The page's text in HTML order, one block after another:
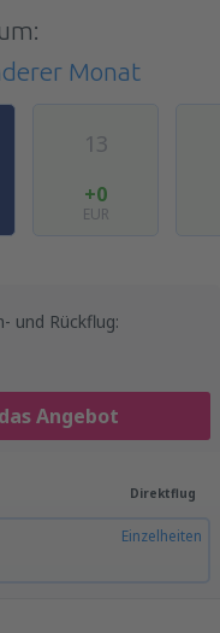
Monat
13
+0
EUR
und Rückflug:
Angebot
Direktflug
Einzelheiten